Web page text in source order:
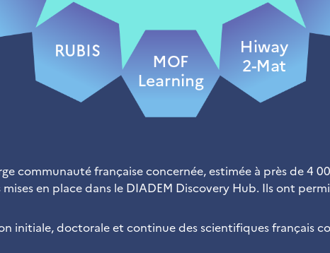
communauté française concernée, estimée à près de 4
en place dans le DIADEM Discovery Hub. Ils ont
initiale, doctorale et continue des scientifiques français